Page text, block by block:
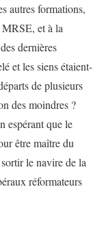
autres formations,
et à la
dernières
et les siens étaient-
de plusieurs
des moindres ?
espérant que le
être maître du
le navire de la
réformateurs